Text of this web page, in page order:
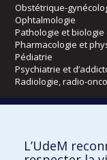
Obstétrique-
Ophtalmologie
Pathologie et biologie
Pharmacologie et
Pédiatrie
Psychiatrie et
Radiologie, radio-
Kinésiologie et des
L’UdeM